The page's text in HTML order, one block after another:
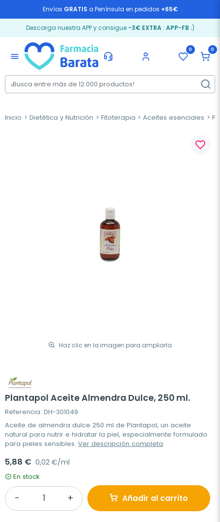
Envíos GRATIS a Península en pedidos +65€
Descarga nuestra APP y consigue -3€ EXTRA: APP-FB ;)
menu
0 0
Inicio Dietética y Nutrición Fitoterapia Aceites esenciales
Haz clic en la imagen para ampliarla
favorite_border
Plantapol Aceite Almendra Dulce, 250 ml.
Referencia: DH-301049
Aceite de almendra dulce 250 ml de Plantapol, un aceite
natural para nutrir e hidratar la piel, especialmente formulado
para pieles sensibles. Ver descripción completa
5,88 € 0,02 €/ml
En stock
Añadir al carrito